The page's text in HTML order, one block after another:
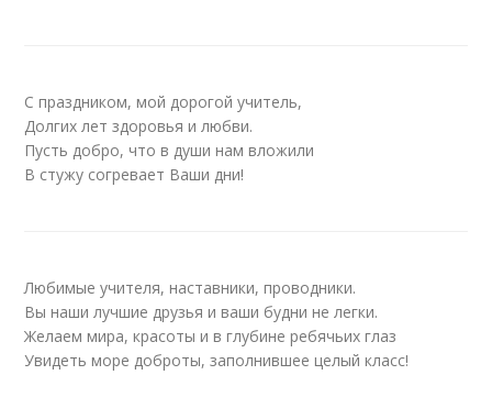
С праздником, мой дорогой учитель,
Долгих лет здоровья и любви.
Пусть добро, что в души нам вложили
В стужу согревает Ваши дни!
Любимые учителя, наставники, проводники.
Вы наши лучшие друзья и ваши будни не легки.
Желаем мира, красоты и в глубине ребячьих глаз
Увидеть море доброты, заполнившее целый класс!